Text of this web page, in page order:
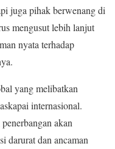
juga pihak berwenang di
mengusut lebih lanjut
nyata terhadap
yang melibatkan
internasional.
akan
darurat dan ancaman